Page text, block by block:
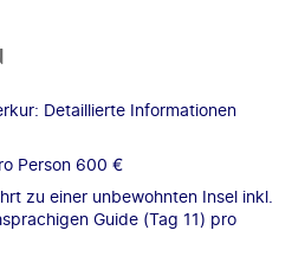
Detaillierte Informationen
Person 600 €
zu einer unbewohnten Insel inkl.
Guide (Tag 11) pro